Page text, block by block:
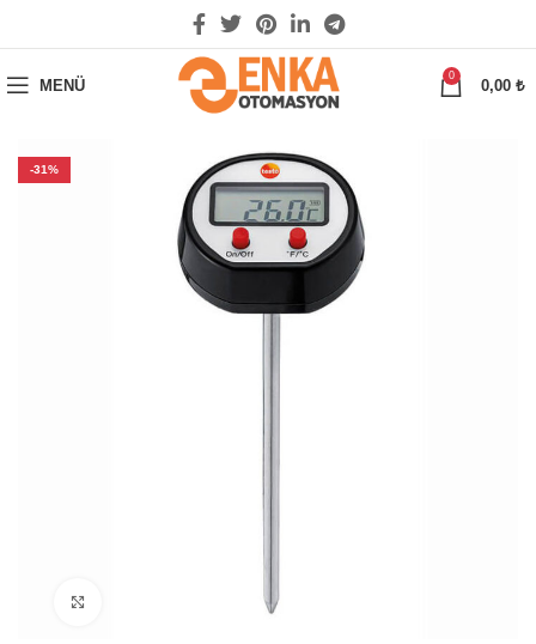
MENÜ
0
0,00 ₺
-31%
Büyütmek için tıklayın